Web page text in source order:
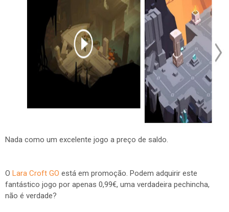
Nada como um excelente jogo a preço de saldo.
O Lara Croft GO está em promoção. Podem adquirir este
fantástico jogo por apenas 0,99€, uma verdadeira pechincha,
não é verdade?